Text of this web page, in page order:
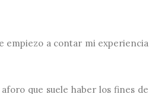
empiezo a contar mi experiencia
que suele haber los fines de